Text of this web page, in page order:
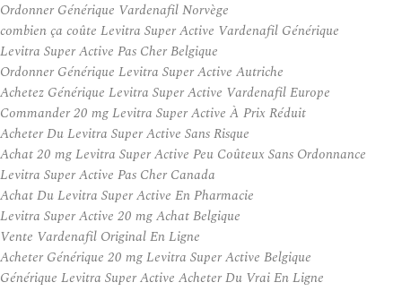
Ordonner Générique Vardenafil Norvège
combien ça coûte Levitra Super Active Vardenafil Générique
Levitra Super Active Pas Cher Belgique
Ordonner Générique Levitra Super Active Autriche
Achetez Générique Levitra Super Active Vardenafil Europe
Commander 20 mg Levitra Super Active À Prix Réduit
Acheter Du Levitra Super Active Sans Risque
Achat 20 mg Levitra Super Active Peu Coûteux Sans Ordonnance
Levitra Super Active Pas Cher Canada
Achat Du Levitra Super Active En Pharmacie
Levitra Super Active 20 mg Achat Belgique
Vente Vardenafil Original En Ligne
Acheter Générique 20 mg Levitra Super Active Belgique
Générique Levitra Super Active Acheter Du Vrai En Ligne